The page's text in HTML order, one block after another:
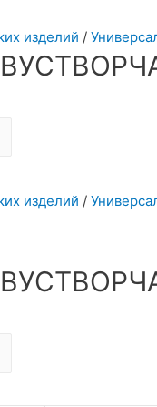
изделий /
изделий /